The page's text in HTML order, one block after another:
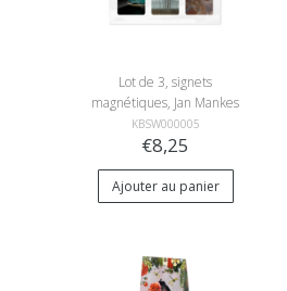
Lot de 3, signets
magnétiques, Jan Mankes
KBSW000005
€8,25
Ajouter au panier